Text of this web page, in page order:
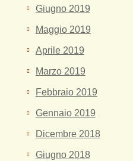
Giugno 2019
Maggio 2019
Aprile 2019
Marzo 2019
Febbraio 2019
Gennaio 2019
Dicembre 2018
Giugno 2018